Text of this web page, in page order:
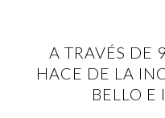
A TRAVÉS DE
HACE DE LA
BELLO